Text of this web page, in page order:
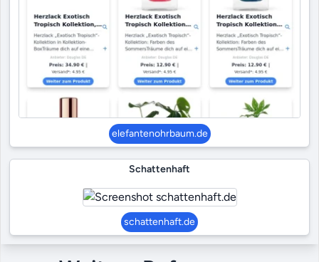
elefantenohrbaum.de
Schattenhaft
schattenhaft.de